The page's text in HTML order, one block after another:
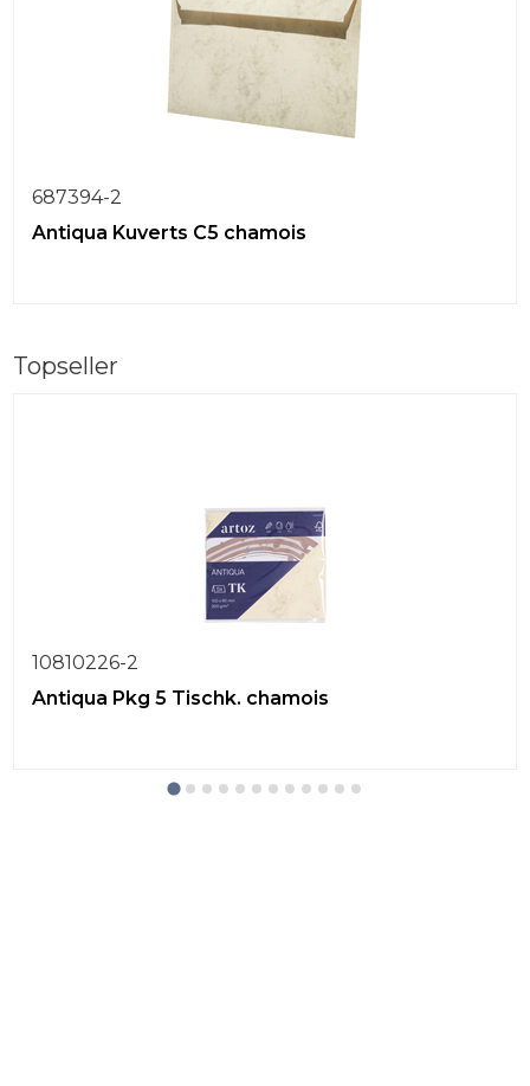
687394-2
Antiqua Kuverts C5 chamois
Topseller
10810226-2
Antiqua Pkg 5 Tischk. chamois